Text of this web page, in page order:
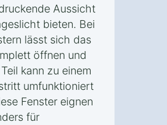
Aussicht
bieten. Bei
lässt sich das
öffnen und
kann zu einem
umfunktioniert
Fenster eignen
für